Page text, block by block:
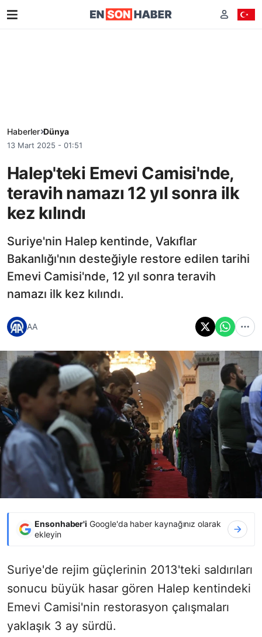
Haberler Dünya
13 Mart 2025 - 01:51
Halep'teki Emevi Camisi'nde,
teravih namazı 12 yıl sonra ilk
kez kılındı
Suriye'nin Halep kentinde, Vakıflar
Bakanlığı'nın desteğiyle restore edilen tarihi
Emevi Camisi'nde, 12 yıl sonra teravih
namazı ilk kez kılındı.
AA
Ensonhaber'i Google'da haber kaynağınız olarak
ekleyin
Suriye'de rejim güçlerinin 2013'teki saldırıları
sonucu büyük hasar gören Halep kentindeki
Emevi Camisi'nin restorasyon çalışmaları
yaklaşık 3 ay sürdü.